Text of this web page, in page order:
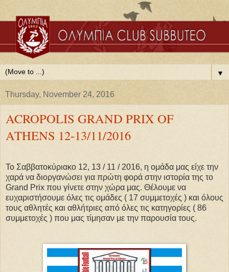
▼
Thursday, November 24, 2016
ACROPOLIS GRAND PRIX OF
ATHENS 12-13/11/2016
Το Σαββατοκύριακο 12, 13 / 11 / 2016, η ομάδα μας είχε την
χαρά να διοργανώσει για πρώτη φορά στην ιστορία της το
Grand Prix που γίνετε στην χώρα μας. Θέλουμε να
ευχαριστήσουμε όλες τις ομάδες ( 17 συμμετοχές ) και όλους
τους αθλητές και αθλήτριες από όλες τις κατηγορίες ( 86
συμμετοχές ) που μας τίμησαν με την παρουσία τους.